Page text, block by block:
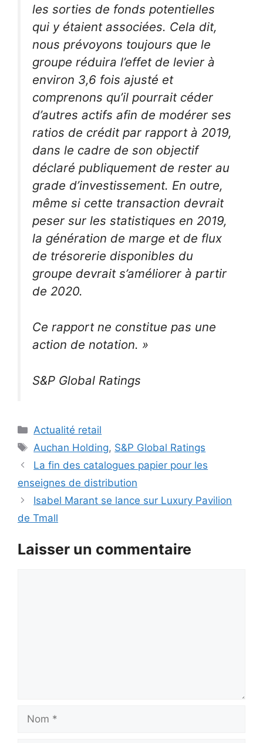
les sorties de fonds potentielles
qui y étaient associées. Cela dit,
nous prévoyons toujours que le
groupe réduira l’effet de levier à
environ 3,6 fois ajusté et
comprenons qu’il pourrait céder
d’autres actifs afin de modérer ses
ratios de crédit par rapport à 2019,
dans le cadre de son objectif
déclaré publiquement de rester au
grade d’investissement. En outre,
même si cette transaction devrait
peser sur les statistiques en 2019,
la génération de marge et de flux
de trésorerie disponibles du
groupe devrait s’améliorer à partir
de 2020.
Ce rapport ne constitue pas une
action de notation. »
S&P Global Ratings
Catégories
Actualité retail
Étiquettes
Auchan Holding, S&P Global Ratings
La fin des catalogues papier pour les
enseignes de distribution
Isabel Marant se lance sur Luxury Pavilion
de Tmall
Laisser un commentaire
Nom